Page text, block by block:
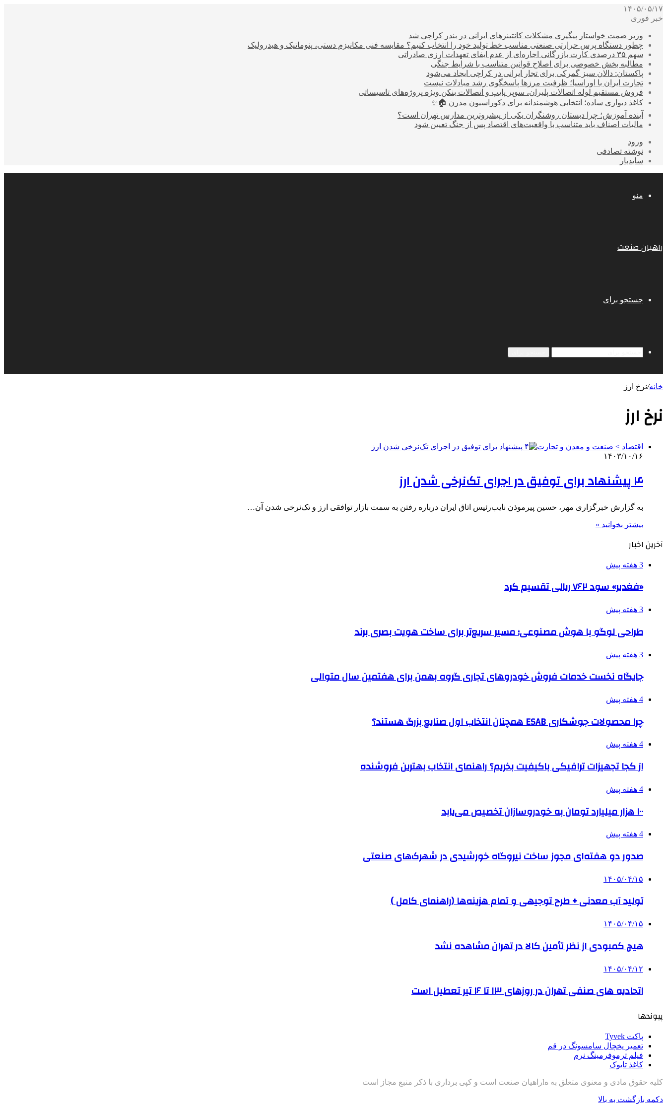
۱۴۰۵/۰۵/۱۷
خبر فوری
وزیر صمت خواستار پیگیری مشکلات کانتینرهای ایرانی در بندر کراچی شد
چطور دستگاه پرس حرارتی صنعتی مناسب خط تولید خود را انتخاب کنیم؟ مقایسه فنی مکانیزم دستی، پنوماتیک و هیدرولیک
سهم ۳۵ درصدی کارت بازرگانی اجاره‌ای از عدم ایفای تعهدات ارزی صادراتی
مطالبه بخش خصوصی برای اصلاح قوانین متناسب با شرایط جنگی
پاکستان: دالان سبز گمرکی برای تجار ایرانی در کراچی ایجاد می‌شود
تجارت ایران با اوراسیا؛ ظرفیت مرزها پاسخگوی رشد مبادلات نیست
فروش مستقیم لوله اتصالات پلیران، سوپر پایپ و اتصالات بنکن ویژه پروژه‌های تاسیساتی
کاغذ دیواری ساده؛ انتخابی هوشمندانه برای دکوراسیون مدرن 🏠✨
آینده آموزش؛ چرا دبستان روشنگران یکی از پیشروترین مدارس تهران است؟
مالیات اصناف باید متناسب با واقعیت‌های اقتصاد پس از جنگ تعیین شود
ورود
نوشته تصادفی
سایدبار
منو
راهیان صنعت
جستجو برای
خانه/نرخ ارز
نرخ ارز
اقتصاد > صنعت و معدن و تجارت
۱۴۰۳/۱۰/۱۶
۴ پیشنهاد برای توفیق در اجرای تک‌نرخی شدن ارز
به گزارش خبرگزاری مهر، حسین پیرموذن نایب‌رئیس اتاق ایران درباره رفتن به سمت بازار توافقی ارز و تک‌نرخی شدن آن…
بیشتر بخوانید »
آخرین اخبار
3 هفته پیش
«فغدیر» سود ۷۶۲ ریالی تقسیم کرد
3 هفته پیش
طراحی لوگو با هوش مصنوعی؛ مسیر سریع‌تر برای ساخت هویت بصری برند
3 هفته پیش
جایگاه نخست خدمات فروش خودروهای تجاری گروه بهمن برای هفتمین سال متوالی
4 هفته پیش
چرا محصولات جوشکاری ESAB همچنان انتخاب اول صنایع بزرگ هستند؟
4 هفته پیش
از کجا تجهیزات ترافیکی باکیفیت بخریم؟ راهنمای انتخاب بهترین فروشنده
4 هفته پیش
۱۰۰ هزار میلیارد تومان به خودروسازان تخصیص می‌یابد
4 هفته پیش
صدور دو هفته‌ای مجوز ساخت نیروگاه خورشیدی در شهرک‌های صنعتی
۱۴۰۵/۰۴/۱۵
تولید آب معدنی + طرح توجیهی و تمام هزینه‌ها (راهنمای کامل )
۱۴۰۵/۰۴/۱۵
هیچ کمبودی از نظر تأمین کالا در تهران مشاهده نشد
۱۴۰۵/۰۴/۱۲
اتحادیه های صنفی تهران در روزهای ۱۳ تا ۱۶ تیر تعطیل است
پیوندها
پاکت Tyvek
تعمیر یخچال سامسونگ در قم
فیلم ترموفرمینگ نرم
کاغذ تایوک
کلیه حقوق مادی و معنوی متعلق به هlراهیان صنعت است و کپی برداری با ذکر منبع مجاز است
دکمه بازگشت به بالا